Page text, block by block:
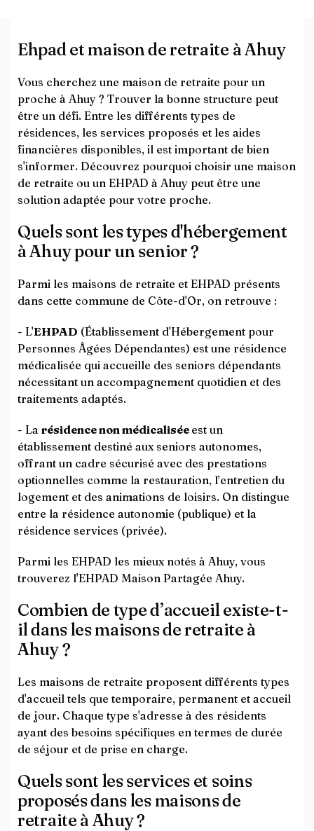
Ehpad et maison de retraite à Ahuy
Vous cherchez une maison de retraite pour un
proche à Ahuy ? Trouver la bonne structure peut
être un défi. Entre les différents types de
résidences, les services proposés et les aides
financières disponibles, il est important de bien
s'informer. Découvrez pourquoi choisir une maison
de retraite ou un EHPAD à Ahuy peut être une
solution adaptée pour votre proche.
Quels sont les types d'hébergement
à Ahuy pour un senior ?
Parmi les maisons de retraite et EHPAD présents
dans cette commune de Côte-d'Or, on retrouve :
- L'EHPAD (Établissement d'Hébergement pour
Personnes Âgées Dépendantes) est une résidence
médicalisée qui accueille des seniors dépendants
nécessitant un accompagnement quotidien et des
traitements adaptés.
- La résidence non médicalisée est un
établissement destiné aux seniors autonomes,
offrant un cadre sécurisé avec des prestations
optionnelles comme la restauration, l’entretien du
logement et des animations de loisirs. On distingue
entre la résidence autonomie (publique) et la
résidence services (privée).
Parmi les EHPAD les mieux notés à Ahuy, vous
trouverez l'EHPAD Maison Partagée Ahuy.
Combien de type d’accueil existe-t-
il dans les maisons de retraite à
Ahuy ?
Les maisons de retraite proposent différents types
d'accueil tels que temporaire, permanent et accueil
de jour. Chaque type s'adresse à des résidents
ayant des besoins spécifiques en termes de durée
de séjour et de prise en charge.
Quels sont les services et soins
proposés dans les maisons de
retraite à Ahuy ?